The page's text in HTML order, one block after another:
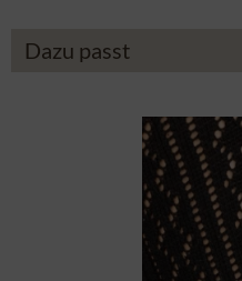
Dazu passt